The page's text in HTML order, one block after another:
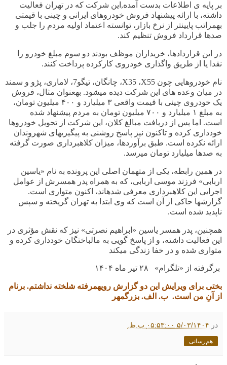
بر پایه ی اطلاعات بدست آمده,این شرکت که در تهران فعالیت
داشته، با ارائه پیشنهاد فروش خودروهای ایرانی و چینی با قیمتی
بهمراتب پایینتر از نرخ بازار، توانسته اعتماد اولیه مردم را جلب و
صدها قرارداد فروش تنظیم کند.
در این قراردادها، خریداران موظف بودند دو سوم مبلغ خودرو را
نقدا یا از طریق واگذاری خودروی کارکرده پرداخت کنند.
نام خودروهایی چون X55، X35
، چانگان، تیگو7، لاماری، پژو و سمند
در میان وعده های این شرکت دیده میشود. بهعنوان مثال، فروش
یک خودروی چینی با قیمت واقعی ۳ میلیارد و ۴۰۰ میلیون تومان،
به مبلغ ۱ میلیارد و ۷۰۰ میلیون تومان به مردم پیشنهاد شده
است. اما پس از دریافت مبالغ کلان، این شرکت از تحویل خودروها
خودداری کرده و تاکنون نیز پاسخ روشنی به پیگیریهای شهروندان
ارائه نکرده است. طبق برآوردها، میزان کلاهبرداری صورت گرفته
به صدها میلیارد تومان میرسد.
در همین رابطه، یکی از متهمان اصلی این پرونده به نام «یاسین
اربابی» فرزند موسی اربابی، که به همراه پدر همسرش از عوامل
اجرایی این کلاهبرداری معرفی شدهاند، اکنون متواری است.
گزارشها حاکی از آن است که وی ابتدا به تهران گریخته و سپس
ناپدید شده است.
همچنین، پدر همسر یاسین «ابراهیم نصرتی» نیز که نقش مؤثری در
این فعالیت داشته، و از پاسخ گویی به مالباختگان خودداری کرده و
متواری شده و در خفا زندگی میکند
برگرفته از «تلگرام» ۲۸ تیر ماه ۱۴۰۴
بختی برای ویرایش این دو گزارش رویهمرفته شلخته نداشتم. برنام
از آنِ من است. ب. الف. بزرگمهر
در ۵/۰۳/۱۴۰۴ ۰۵:۵۳:۰۰ ب.ظ.
هم‌رسانی